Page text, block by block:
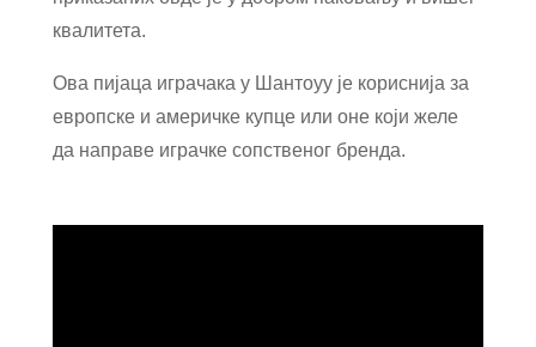
квалитета.
Ова пијаца играчака у Шантоуу је кориснија за
европске и америчке купце или оне који желе
да направе играчке сопственог бренда.